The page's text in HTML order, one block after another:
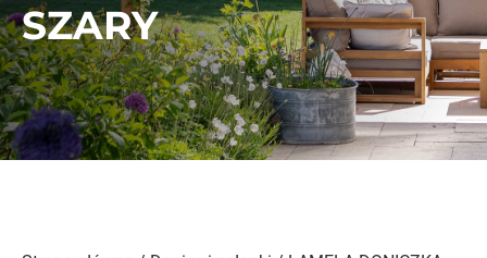
SZARY